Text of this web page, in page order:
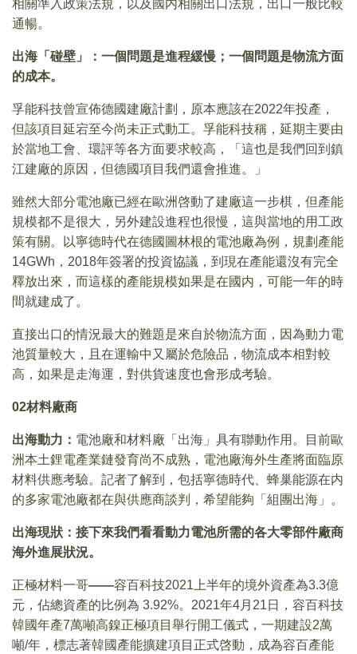
相關準入政策法規，以及國内相關出口法規，出口一般比較
通暢。
出海「碰壁」：一個問題是進程緩慢；一個問題是物流方面
的成本。
孚能科技曾宣佈德國建廠計劃，原本應該在2022年投產，
但該項目延宕至今尚未正式動工。孚能科技稱，延期主要由
於當地工會、環評等各方面要求較高，「這也是我們回到鎮
江建廠的原因，但德國項目我們還會推進。」
雖然大部分電池廠已經在歐洲啓動了建廠這一步棋，但產能
規模都不是很大，另外建設進程也很慢，這與當地的用工政
策有關。以寧德時代在德國圖林根的電池廠為例，規劃產能
14GWh，2018年簽署的投資協議，到現在產能還沒有完全
釋放出來，而這樣的產能規模如果是在國内，可能一年的時
間就建成了。
直接出口的情況最大的難題是來自於物流方面，因為動力電
池質量較大，且在運輸中又屬於危險品，物流成本相對較
高，如果是走海運，對供貨速度也會形成考驗。
02材料廠商
出海動力： 電池廠和材料廠「出海」具有聯動作用。目前歐
洲本土鋰電產業鏈發育尚不成熟，電池廠海外生產將面臨原
材料供應考驗。記者了解到，包括寧德時代、蜂巢能源在内
的多家電池廠都在與供應商談判，希望能夠「組團出海」。
出海現狀：接下來我們看看動力電池所需的各大零部件廠商
海外進展狀況。
正極材料一哥——容百科技2021上半年的境外資產為3.3億
元，佔總資產的比例為 3.92%。2021年4月21日，容百科技
韓國年產7萬噸高鎳正極項目舉行開工儀式，一期建設2萬
噸/年，標志著韓國產能擴建項目正式啓動，成為容百產能